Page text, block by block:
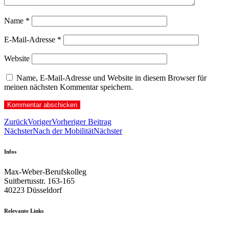
Name *
E-Mail-Adresse *
Website
Name, E-Mail-Adresse und Website in diesem Browser für
meinen nächsten Kommentar speichern.
ZurückVorigerVorheriger Beitrag
NächsterNach der MobilitätNächster
Infos
Max-Weber-Berufskolleg
Suitbertusstr. 163-165
40223 Düsseldorf
Relevante Links